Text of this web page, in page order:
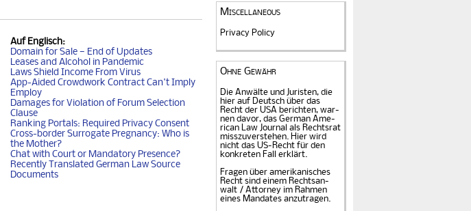
Auf Englisch:
Domain for Sale — End of Updates
Leases and Alcohol in Pandemic
Laws Shield Income From Virus
App-Aided Crowdwork Contract Can't Imply
Employ
Damages for Violation of Forum Selection
Clause
Ranking Portals: Required Privacy Consent
Cross-border Surrogate Pregnancy: Who is
the Mother?
Chat with Court or Mandatory Presence?
Recently Translated German Law Source
Documents
Miscellaneous
Privacy Policy
Ohne Gewähr
Die Anwälte und Juristen, die
hier auf Deutsch über das
Recht der USA be­rich­ten, war­
nen davor, das German Ame­
rican Law Journal als Rechts­rat
miss­zu­verstehen. Hier wird
nicht das US-Recht für den
konkreten Fall er­klärt.
Fragen über amerika­ni­sches
Recht sind einem Rechts­an­
walt / Attorney im Rahmen
eines Mandates an­zu­tragen.